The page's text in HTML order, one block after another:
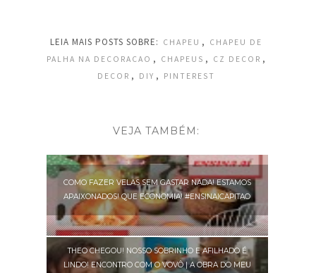
LEIA MAIS POSTS SOBRE: CHAPEU ,
CHAPEU DE
PALHA NA DECORACAO , CHAPEUS , CZ DECOR ,
DECOR , DIY , PINTEREST
VEJA TAMBÉM:
COMO FAZER VELAS SEM GASTAR NADA! ESTAMOS
APAIXONADOS! QUE ECONOMIA! #ENSINAICAPITAO
THEO CHEGOU! NOSSO SOBRINHO E AFILHADO É
LINDO! ENCONTRO COM O VOVÔ | A OBRA DO MEU